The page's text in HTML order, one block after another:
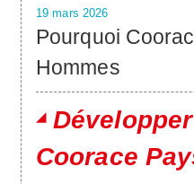
19 mars 2026
Pourquoi
Hommes
Coorace